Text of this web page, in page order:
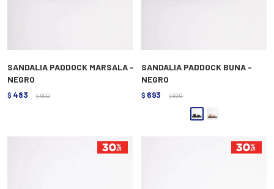
SANDALIA PADDOCK MARSALA -
NEGRO
$ 483 $ 690
SANDALIA PADDOCK BUNA -
NEGRO
$ 693 $ 990